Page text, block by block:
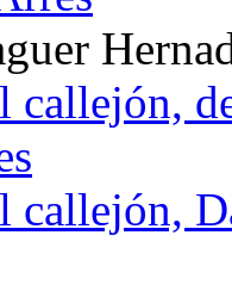
callejón,
callejón,